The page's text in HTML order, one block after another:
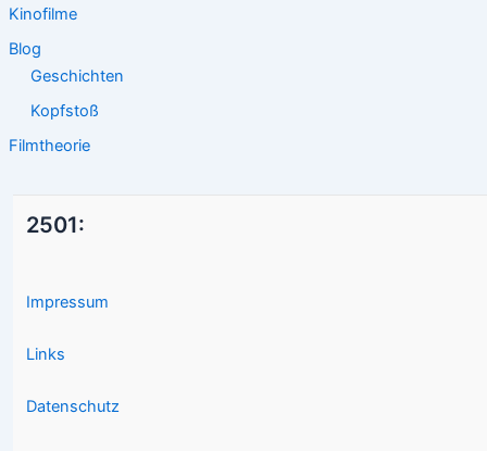
Kinofilme
Blog
Geschichten
Kopfstoß
Filmtheorie
2501:
Impressum
Links
Datenschutz